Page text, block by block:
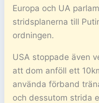
Europa och UA
stridsplanerna till
ordningen.
USA stoppade även
att dom anföll ett
använda förband
och dessutom strida